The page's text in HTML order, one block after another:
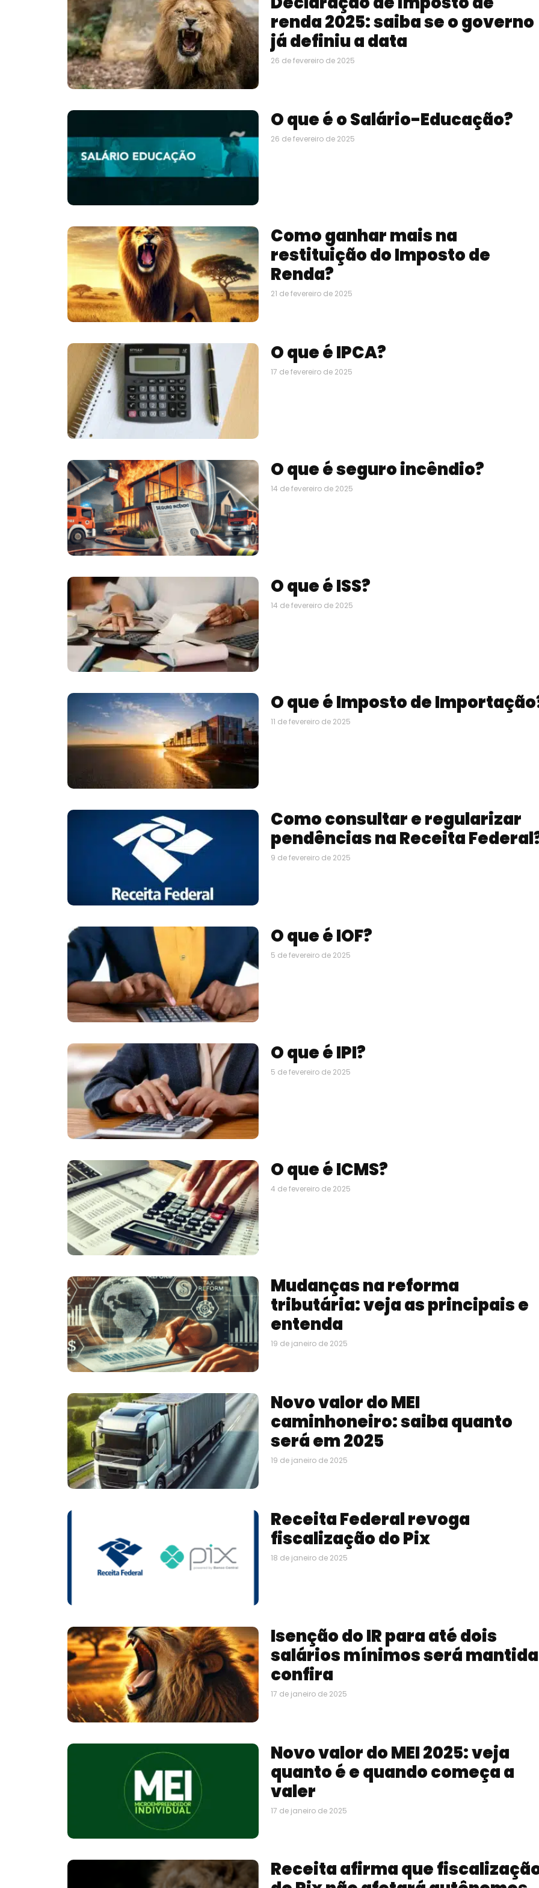
renda 2025: saiba se o governo
já definiu a data
26 de fevereiro de 2025
O que é o Salário-Educação?
26 de fevereiro de 2025
Como ganhar mais na
restituição do Imposto de
Renda?
21 de fevereiro de 2025
O que é IPCA?
17 de fevereiro de 2025
O que é seguro incêndio?
14 de fevereiro de 2025
O que é ISS?
14 de fevereiro de 2025
O que é Imposto de
11 de fevereiro de 2025
Como consultar e regularizar
pendências na Receita
9 de fevereiro de 2025
O que é IOF?
5 de fevereiro de 2025
O que é IPI?
5 de fevereiro de 2025
O que é ICMS?
4 de fevereiro de 2025
Mudanças na reforma
tributária: veja as principais e
entenda
19 de janeiro de 2025
Novo valor do MEI
caminhoneiro: saiba quanto
será em 2025
19 de janeiro de 2025
Receita Federal revoga
fiscalização do Pix
18 de janeiro de 2025
Isenção do IR para até dois
salários mínimos será
confira
17 de janeiro de 2025
Novo valor do MEI 2025: veja
quanto é e quando começa a
valer
17 de janeiro de 2025
Receita afirma que